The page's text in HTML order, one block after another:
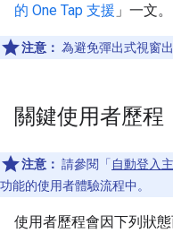
的 One Tap 支援 」一文。
注意： 為避免彈出式視窗
關鍵使用者歷程
注意： 請參閱「 自動登入
功能的使用者體驗流程中。
使用者歷程會因下列狀態